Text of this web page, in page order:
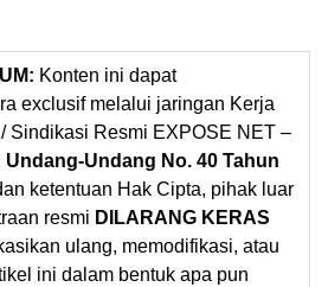
Konten ini dapat
exclusif melalui jaringan Kerja
Sindikasi Resmi EXPOSE NET –
Undang-Undang No. 40 Tahun
ketentuan Hak Cipta, pihak luar
resmi DILARANG KERAS
ulang, memodifikasi, atau
ini dalam bentuk apa pun